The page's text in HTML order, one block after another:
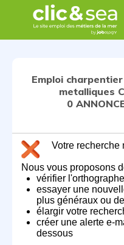
Emploi
metalliques
0
Votre recherche
Nous vous proposons
vérifier
essayer une
plus généraux ou
élargir votre
créer une alerte e-
dessous